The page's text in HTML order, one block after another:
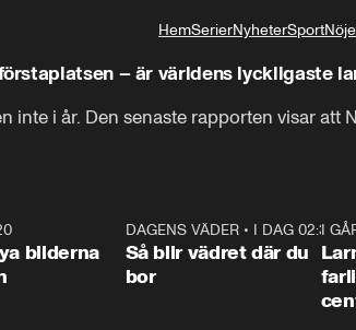
HemSerierNyheterSportNöje
– är världens lyckligaste
inte i år. Den senaste rapporten visar att
bilderna
1:06
DAGENS VÄDER• I DAG 02:30
Så blir vädret där du
bor
I